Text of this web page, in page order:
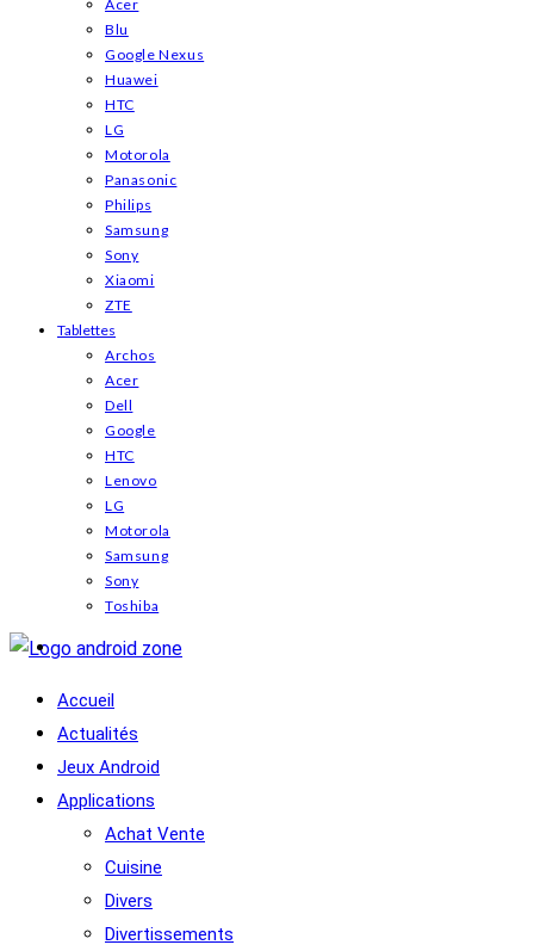
Acer
Blu
Google Nexus
Huawei
HTC
LG
Motorola
Panasonic
Philips
Samsung
Sony
Xiaomi
ZTE
Tablettes
Archos
Acer
Dell
Google
HTC
Lenovo
LG
Motorola
Samsung
Sony
Toshiba
Accueil
Actualités
Jeux Android
Applications
Achat Vente
Cuisine
Divers
Divertissements